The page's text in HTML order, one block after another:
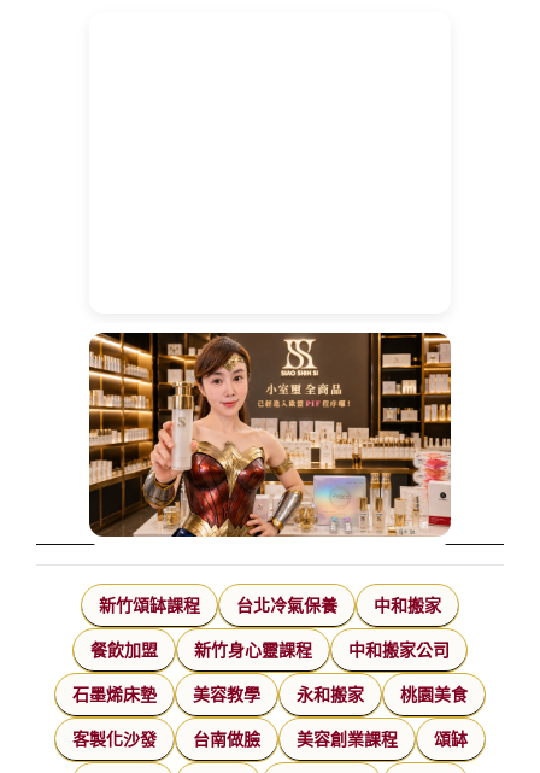
新竹頌缽課程 台北冷氣保養 中和搬家
餐飲加盟 新竹身心靈課程 中和搬家公司
石墨烯床墊 美容教學 永和搬家 桃園美食
客製化沙發 台南做臉 美容創業課程 頌缽